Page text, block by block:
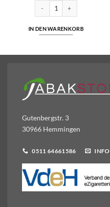
SC - White Coffee - Hybrid
IN DEN WARENKORB
Liquid 10 mg/ml Menge
Gutenbergstr. 3
30966 Hemmingen
0511 64661586